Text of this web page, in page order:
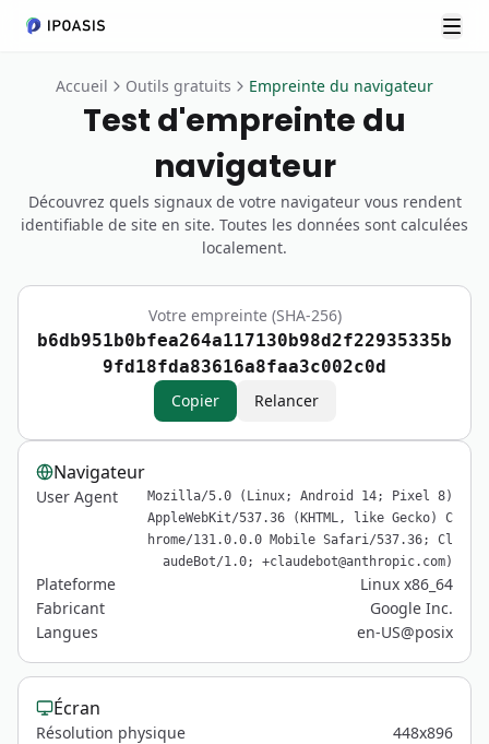
Accueil Outils gratuits Empreinte du navigateur
Test d'empreinte du
navigateur
Découvrez quels signaux de votre navigateur vous rendent
identifiable de site en site. Toutes les données sont calculées
localement.
Votre empreinte (SHA-256)
b6db951b0bfea264a117130b98d2f22935335b
9fd18fda83616a8faa3c002c0d
Copier
Relancer
Navigateur
User Agent
Mozilla/5.0 (Linux; Android 14; Pixel 8)
AppleWebKit/537.36 (KHTML, like Gecko) C
hrome/131.0.0.0 Mobile Safari/537.36; Cl
audeBot/1.0; +claudebot@anthropic.com)
Plateforme
Linux x86_64
Fabricant
Google Inc.
Langues
en-US@posix
Écran
Résolution physique
448x896